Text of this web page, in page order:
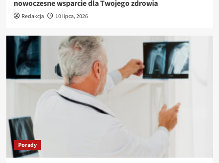
nowoczesne wsparcie dla Twojego zdrowia
Redakcja 10 lipca, 2026
Porady